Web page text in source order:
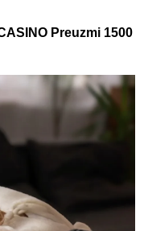
Preuzmi 1500